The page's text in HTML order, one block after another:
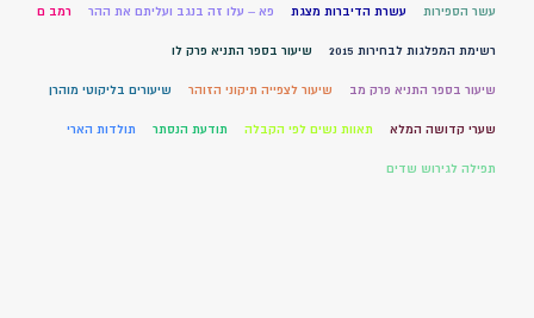
עשר הספירות עשרת הדיברות מצגת פא – עלו זה בנגב ועליתם את ההר רמב ם
רשימת המפלגות לבחירות 2015 שיעור בספר התניא פרק לו
שיעור בספר התניא פרק מב שיעור לצפייה תיקוני הזוהר שיעורים בליקוטי מוהרן
שערי קדושה המלא תאוות נשים לפי הקבלה תודעת הנסתר תולדות הארי
תפילה לגירוש שדים